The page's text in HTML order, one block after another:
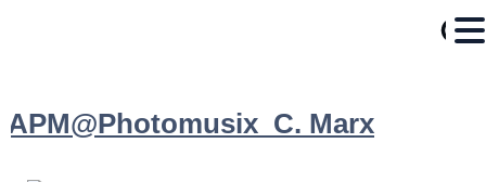
APM@Photomusix_C. Marx